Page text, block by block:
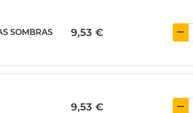
SOMBRAS 9,53 €
9,53 €